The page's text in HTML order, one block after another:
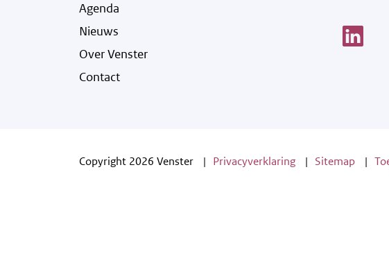
Agenda
Nieuws
Over Venster
Contact
Copyright 2026 Venster Privacyverklaring Sitemap